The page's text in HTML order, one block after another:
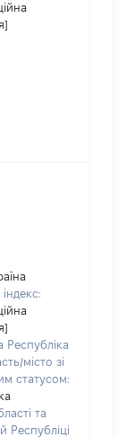
Республіка
місто зі
статусом:
та
Республіці